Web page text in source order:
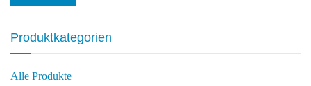
Produktkategorien
Alle Produkte